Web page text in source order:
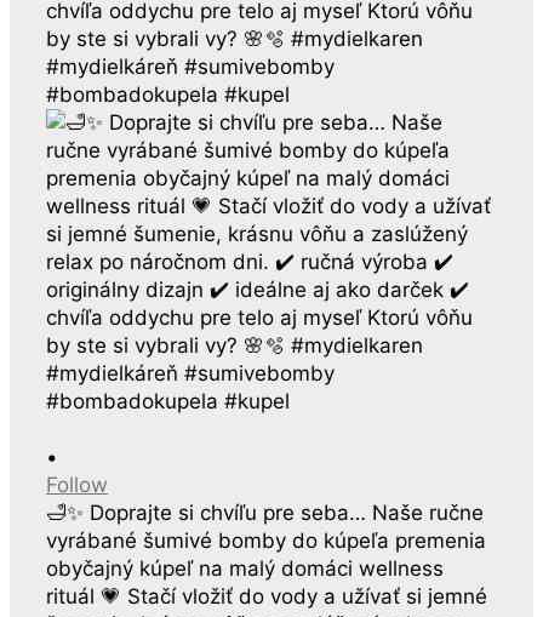
•
Follow
🛁✨ Doprajte si chvíľu pre seba… Naše ručne
vyrábané šumivé bomby do kúpeľa premenia
obyčajný kúpeľ na malý domáci wellness
rituál 💗 Stačí vložiť do vody a užívať si jemné